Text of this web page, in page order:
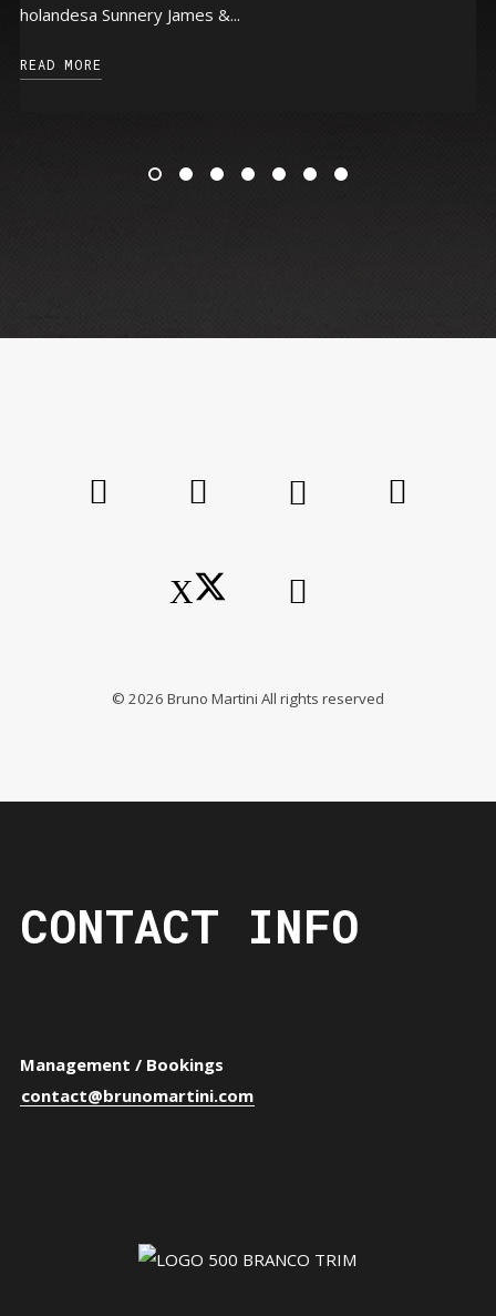
holandesa Sunnery James &...
READ MORE
© 2026 Bruno Martini All rights reserved
CONTACT INFO
Management / Bookings
contact@brunomartini.com